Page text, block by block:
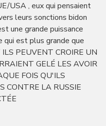
USA , eux qui pensaient
leurs sonctions bidon
une grande puissance
qui est plus grande que
PEUVENT CROIRE UN
GELÉ LES AVOIR
FOIS QU'ILS
CONTRE LA RUSSIE